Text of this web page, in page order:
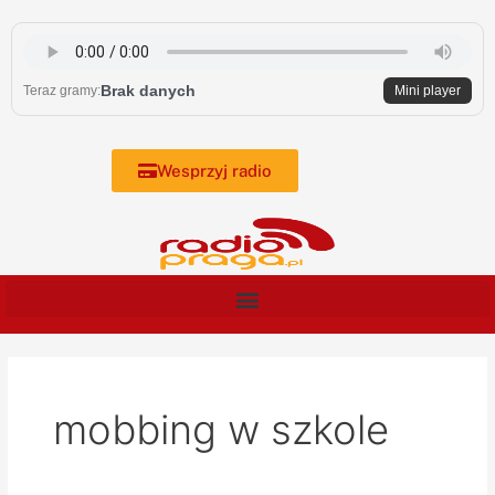
content
Teraz gramy:Brak danych Mini player
Wesprzyj radio
mobbing w szkole